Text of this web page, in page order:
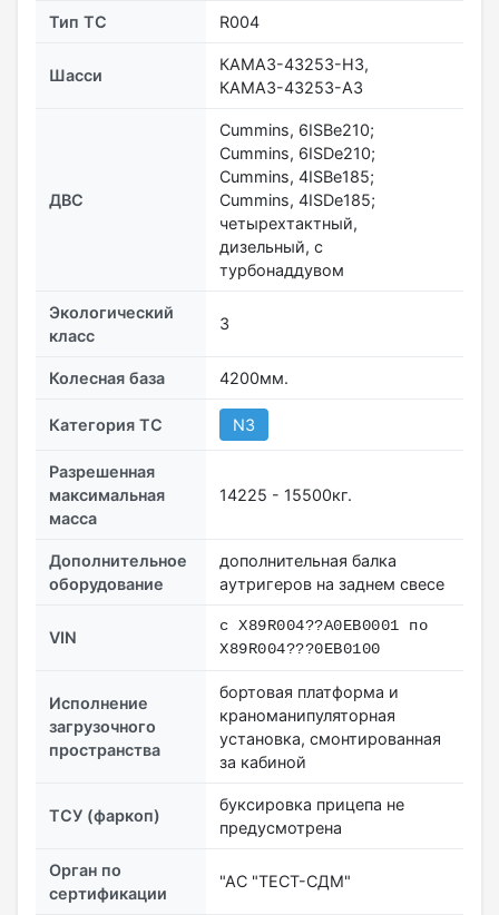
Тип ТС R004
Шасси
КАМАЗ-43253-H3,
КАМАЗ-43253-A3
ДВС
Cummins, 6ISBe210;
Cummins, 6ISDe210;
Cummins, 4ISBe185;
Cummins, 4ISDe185;
четырехтактный,
дизельный, с
турбонаддувом
Экологический
класс
3
Колесная база 4200мм.
Категория ТС N3
Разрешенная
максимальная
масса
14225 - 15500кг.
Дополнительное
оборудование
дополнительная балка
аутригеров на заднем свесе
VIN
с X89R004??А0EВ0001 по
X89R004???0EВ0100
Исполнение
загрузочного
пространства
бортовая платформа и
краноманипуляторная
установка, смонтированная
за кабиной
ТСУ (фаркоп)
буксировка прицепа не
предусмотрена
Орган по
сертификации
"АС "ТЕСТ-СДМ"